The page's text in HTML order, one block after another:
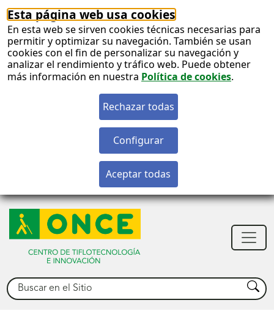
Esta página web usa cookies
En esta web se sirven cookies técnicas necesarias para
permitir y optimizar su navegación. También se usan
cookies con el fin de personalizar su navegación y
analizar el rendimiento y tráfico web. Puede obtener
más información en nuestra Política de cookies.
Buscar Buscar